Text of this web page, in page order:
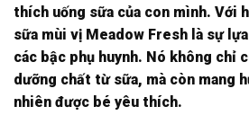
thích uống sữa của con mình. Với
sữa mùi vị Meadow Fresh là sự
các bậc phụ huynh. Nó không chỉ
dưỡng chất từ sữa, mà còn mang
nhiên được bé yêu thích.